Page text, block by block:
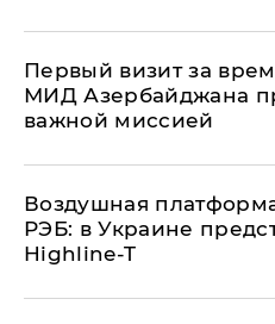
Первый визит за
МИД Азербайджана
важной миссией
Воздушная
РЭБ: в Украине
Highline-T